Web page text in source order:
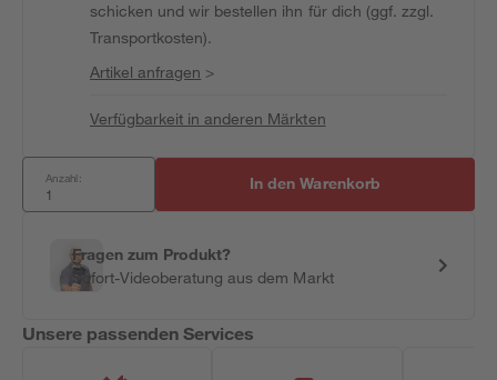
schicken und wir bestellen ihn für dich (ggf. zzgl.
Transportkosten).
Artikel anfragen >
Verfügbarkeit in anderen Märkten
Anzahl: In den Warenkorb
Fragen zum Produkt?
Sofort-Videoberatung aus dem Markt
Unsere passenden Services